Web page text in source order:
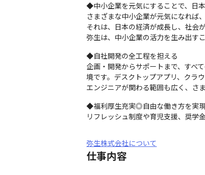
◆中小企業を元気にすることで、日
さまざまな中小企業が元気になれば
それは、日本の経済が成長し、社会
弥生は、中小企業の活力を生み出す
◆自社開発の全工程を担える
企画・開発からサポートまで、すべ
境です。デスクトップアプリ、クラ
エンジニアが関わる範囲も広く、さ
◆福利厚生充実◎自由な働き方を実
リフレッシュ制度や育児支援、奨学
弥生株式会社について
仕事内容